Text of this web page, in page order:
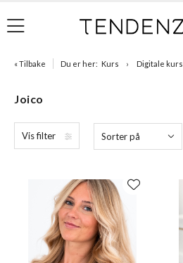
« Tilbake Du er her: Kurs Digitale kurs
Joico
Vis filter Sorter på